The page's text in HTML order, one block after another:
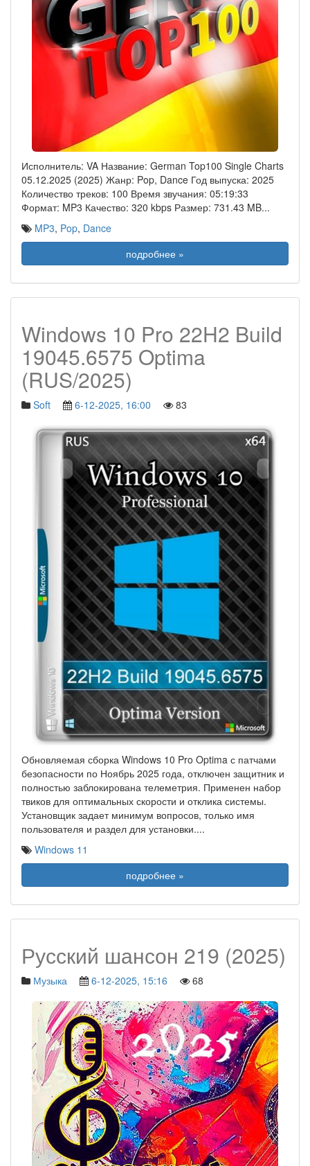
Исполнитель: VA Название: German Top100 Single Charts
05.12.2025 (2025) Жанр: Pop, Dance Год выпуска: 2025
Количество треков: 100 Время звучания: 05:19:33
Формат: MP3 Качество: 320 kbps Размер: 731.43 MB...
MP3, Pop, Dance
подробнее »
Windows 10 Pro 22H2 Build
19045.6575 Optima
(RUS/2025)
Soft 6-12-2025, 16:00 83
Обновляемая сборка Windows 10 Pro Optima с патчами
безопасности по Ноябрь 2025 года, отключен защитник и
полностью заблокирована телеметрия. Применен набор
твиков для оптимальных скорости и отклика системы.
Установщик задает минимум вопросов, только имя
пользователя и раздел для установки....
Windows 11
подробнее »
Русский шансон 219 (2025)
Музыка 6-12-2025, 15:16 68